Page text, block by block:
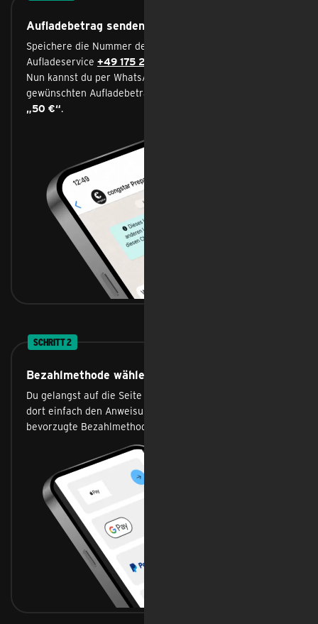
Aufladebetrag senden
Speichere die Nummer des congstar WhatsApp-
Aufladeservice +49 175 222 4565
Nun kannst du per WhatsApp-Nachricht deinen
gewünschten Aufladebetrag senden:
„50 €“.
SCHRITT 2
Bezahlmethode wählen
Du gelangst auf die Seite unseres Aufladepartners. Folge
dort einfach den Anweisungen und wähle deine
bevorzugte Bezahlmethode.